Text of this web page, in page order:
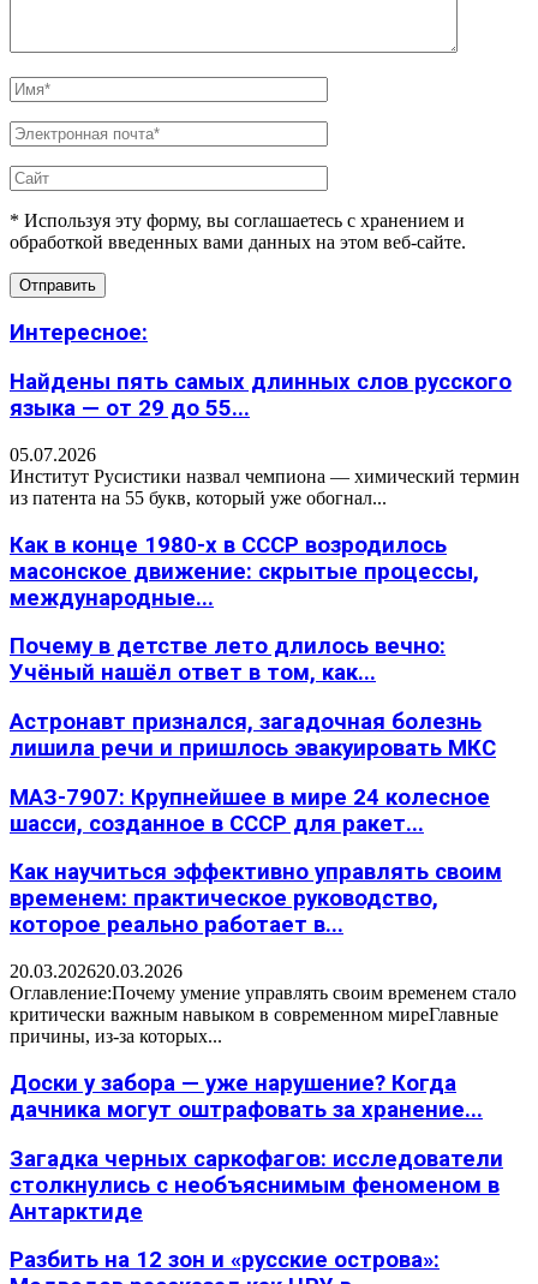
* Используя эту форму, вы соглашаетесь с хранением и
обработкой введенных вами данных на этом веб-сайте.
Интересное:
Найдены пять самых длинных слов русского
языка — от 29 до 55...
05.07.2026
Институт Русистики назвал чемпиона — химический термин
из патента на 55 букв, который уже обогнал...
Как в конце 1980-х в СССР возродилось
масонское движение: скрытые процессы,
международные...
Почему в детстве лето длилось вечно:
Учёный нашёл ответ в том, как...
Астронавт признался, загадочная болезнь
лишила речи и пришлось эвакуировать МКС
МАЗ-7907: Крупнейшее в мире 24 колесное
шасси, созданное в СССР для ракет...
Как научиться эффективно управлять своим
временем: практическое руководство,
которое реально работает в...
20.03.202620.03.2026
Оглавление:Почему умение управлять своим временем стало
критически важным навыком в современном миреГлавные
причины, из-за которых...
Доски у забора — уже нарушение? Когда
дачника могут оштрафовать за хранение...
Загадка черных саркофагов: исследователи
столкнулись с необъяснимым феноменом в
Антарктиде
Разбить на 12 зон и «русские острова»: